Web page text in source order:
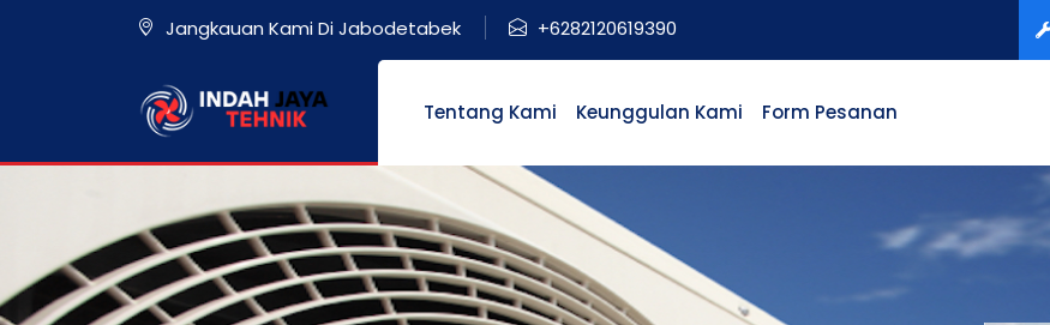
Jangkauan Kami Di Jabodetabek +6282120619390
Tentang Kami Keunggulan Kami Form Pesanan